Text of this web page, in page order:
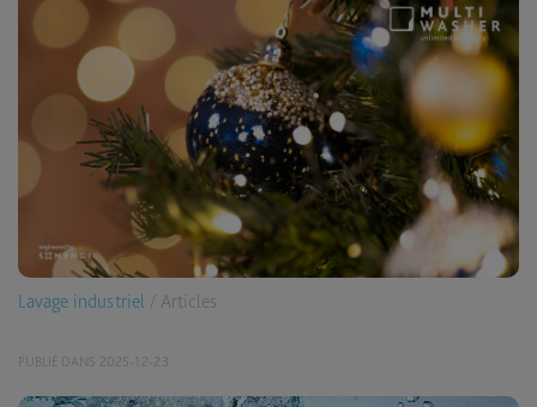
Lavage industriel / Articles
PUBLIÉ DANS 2025-12-23